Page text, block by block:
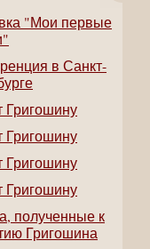
"Мои первые
в Санкт-
Григошину
Григошину
Григошину
Григошину
полученные к
Григошина